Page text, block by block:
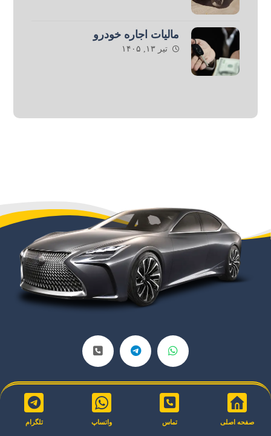
مالیات اجاره خودرو
تیر ۱۳, ۱۴۰۵
صفحه اصلی تماس واتساپ تلگرام